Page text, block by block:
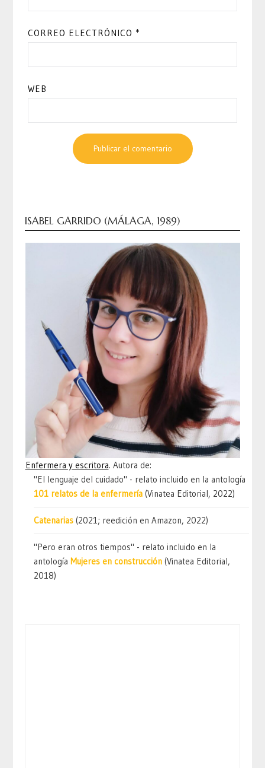
CORREO ELECTRÓNICO *
WEB
ISABEL GARRIDO (MÁLAGA, 1989)
Enfermera y escritora. Autora de:
"El lenguaje del cuidado" - relato incluido en la antología
101 relatos de la enfermería (Vinatea Editorial, 2022)
Catenarias (2021; reedición en Amazon, 2022)
"Pero eran otros tiempos" - relato incluido en la
antología Mujeres en construcción (Vinatea Editorial,
2018)